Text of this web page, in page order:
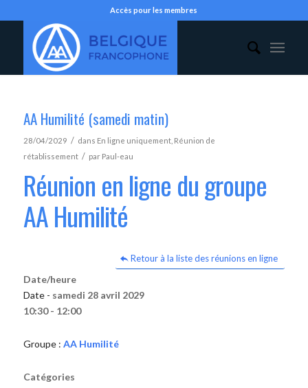
Accès pour les membres
AA Humilité (samedi matin)
28/04/2029 / dans En ligne uniquement, Réunion de
rétablissement / par Paul-eau
Réunion en ligne du groupe
AA Humilité
Retour à la liste des réunions en ligne
Date/heure
Date - samedi 28 avril 2029
10:30 - 12:00
Groupe : AA Humilité
Catégories